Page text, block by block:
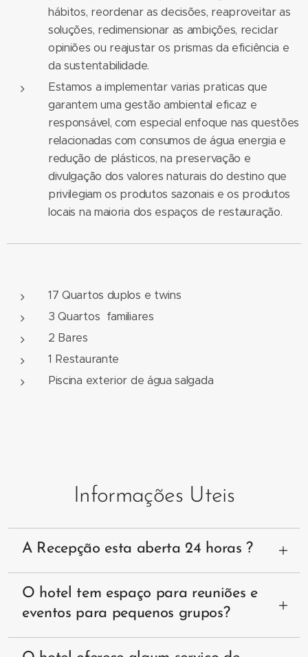
hábitos, reordenar as decisões, reaproveitar as
soluções, redimensionar as ambições, reciclar
opiniões ou reajustar os prismas da eficiência e
da sustentabilidade.
Estamos a implementar varias praticas que
garantem uma gestão ambiental eficaz e
responsável, com especial enfoque nas questões
relacionadas com consumos de água energia e
redução de plásticos, na preservação e
divulgação dos valores naturais do destino que
privilegiam os produtos sazonais e os produtos
locais na maioria dos espaços de restauração.
17 Quartos duplos e twins
3 Quartos familiares
2 Bares
1 Restaurante
Piscina exterior de água salgada
Informações Uteis
A Recepção esta aberta 24 horas ?
servida por uma equipa multilingue. A nossa
equipa está sempre pronta para tornar a sua
O hotel tem espaço para reuniões e
eventos para pequenos grupos?